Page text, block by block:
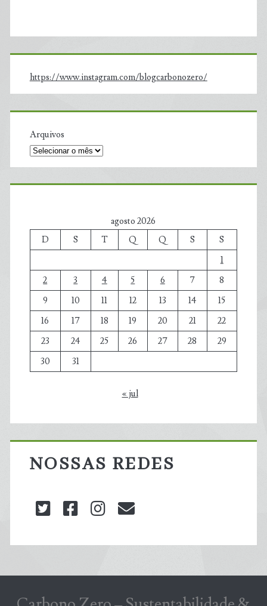
https://www.instagram.com/blogcarbonozero/
Arquivos
agosto 2026
D
S T Q Q S
S
1
2
3 4 5 6 7
8
9
10 11 12 13 14
15
16
17 18 19 20 21
22
23
24 25 26 27 28
29
30
31
« jul
NOSSAS REDES
twitterfacebookinstagram